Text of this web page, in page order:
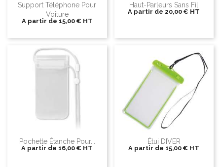
Support Téléphone Pour
Voiture
A partir de 15,00 € HT
Haut-Parleurs Sans Fil
A partir de 20,00 € HT
Pochette Étanche Pour...
A partir de 16,00 € HT
Étui DIVER
A partir de 15,00 € HT